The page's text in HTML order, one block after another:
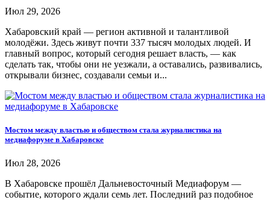
Июл 29, 2026
Хабаровский край — регион активной и талантливой
молодёжи. Здесь живут почти 337 тысяч молодых людей. И
главный вопрос, который сегодня решает власть, — как
сделать так, чтобы они не уезжали, а оставались, развивались,
открывали бизнес, создавали семьи и...
Мостом между властью и обществом стала журналистика на
медиафоруме в Хабаровске
Июл 28, 2026
В Хабаровске прошёл Дальневосточный Медиафорум —
событие, которого ждали семь лет. Последний раз подобное